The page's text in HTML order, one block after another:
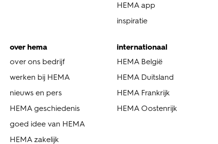
HEMA app
inspiratie
over hema
over ons bedrijf
werken bij HEMA
nieuws en pers
HEMA geschiedenis
goed idee van HEMA
HEMA zakelijk
internationaal
HEMA België
HEMA Duitsland
HEMA Frankrijk
HEMA Oostenrijk